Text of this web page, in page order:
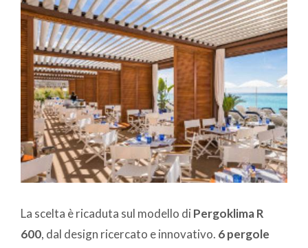
La scelta è ricaduta sul modello di Pergoklima R
600, dal design ricercato e innovativo. 6 pergole